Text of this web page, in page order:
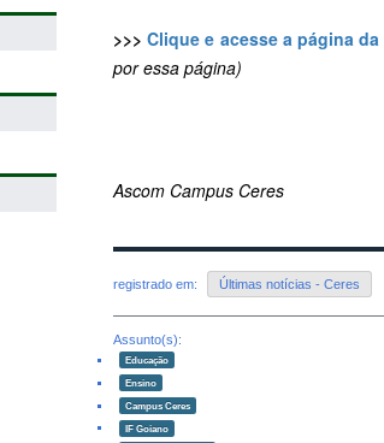
>>>Clique e acesse a página
por essa página)
Ascom Campus Ceres
registrado em: Últimas notícias - Ceres
Assunto(s):
Educação
Ensino
Campus Ceres
IF Goiano